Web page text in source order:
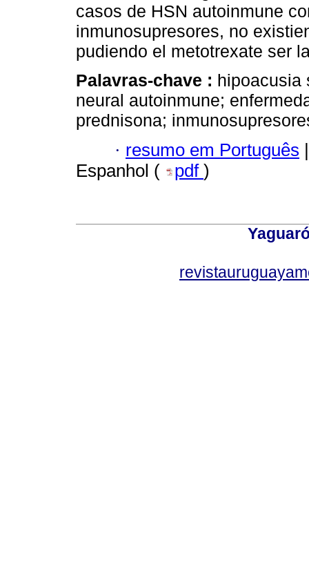
casos de HSN autoinmune
inmunosupresores, no
pudiendo el metotrexate ser
Palavras-chave : hipoacusia
neural autoinmune;
prednisona;
· resumo em Português |
Espanhol (
pdf )